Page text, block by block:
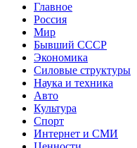
Главное
Россия
Мир
Бывший СССР
Экономика
Силовые структуры
Наука и техника
Авто
Культура
Спорт
Интернет и СМИ